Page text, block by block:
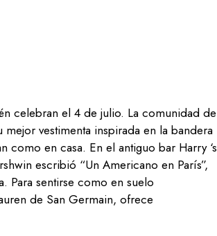
celebran el 4 de julio. La comunidad de
vestimenta inspirada en la bandera
en casa. En el antiguo bar Harry ‘s
escribió “Un Americano en París”,
Para sentirse como en suelo
de San Germain, ofrece